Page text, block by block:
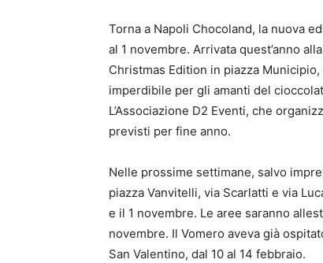
Torna a Napoli Chocoland, la nuova
al 1 novembre. Arrivata quest’anno
Christmas Edition in piazza
imperdibile per gli amanti del
L’Associazione D2 Eventi, che
previsti per fine anno.
Nelle prossime settimane, salvo
piazza Vanvitelli, via Scarlatti e via
e il 1 novembre. Le aree saranno
novembre. Il Vomero aveva già
San Valentino, dal 10 al 14 febbraio.